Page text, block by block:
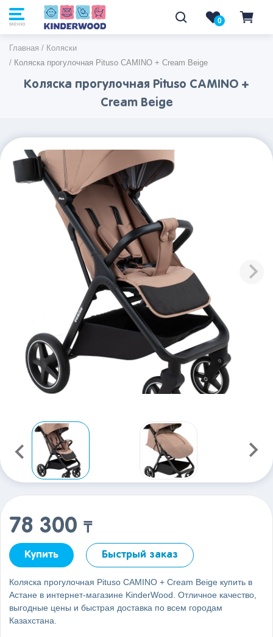
меню 0
Главная / Коляски
/ Коляска прогулочная Pituso CAMINO + Cream Beige
Коляска прогулочная Pituso CAMINO +
Cream Beige
78 300 ₸
Купить Быстрый заказ
Коляска прогулочная Pituso CAMINO + Cream Beige купить в
Астане в интернет-магазине KinderWood. Отличное качество,
выгодные цены и быстрая доставка по всем городам
Казахстана.